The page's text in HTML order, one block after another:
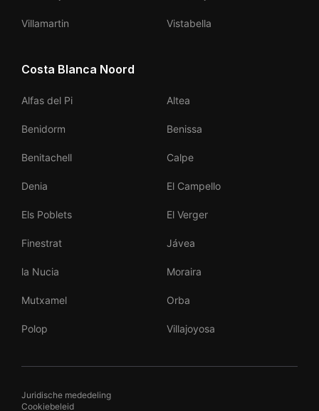
Villamartin Vistabella
Costa Blanca Noord
Alfas del Pi Altea
Benidorm Benissa
Benitachell Calpe
Denia El Campello
Els Poblets El Verger
Finestrat Jávea
la Nucia Moraira
Mutxamel Orba
Polop Villajoyosa
Juridische mededeling
Cookiebeleid